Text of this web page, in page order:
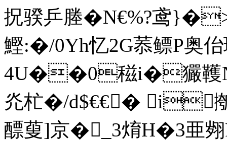
拀骙乒塍�N€%?鸢
鰹:�/0Yh忆2G菾鳔P奥
4U��0稵i�玁韄
灮杧�/d$€€� i摦
醥蓃]京�_3焴H�3亜